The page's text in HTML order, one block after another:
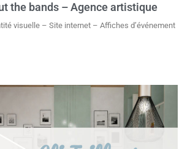
the bands – Agence artistique
visuelle – Site internet – Affiches d’événement